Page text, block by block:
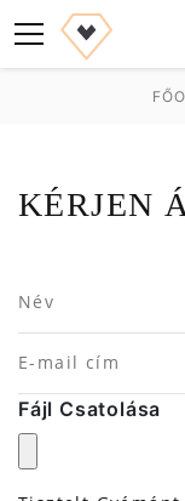
KÉRJEN
Fájl Csatolása